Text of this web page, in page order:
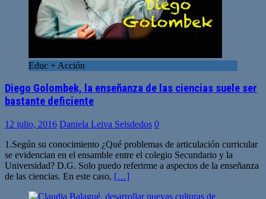
Educ + Acción
Diego Golombek, la enseñanza de las ciencias suele ser
bastante deficiente
12 julio, 2016 Daniela Leiva Seisdedos 0
1.Según su conocimiento ¿Qué problemas de articulación curricular
se evidencian en el ensamble entre el colegio Secundario y la
Universidad? D.G. Solo puedo referirme a aspectos de la enseñanza
de las ciencias. En este caso, […]